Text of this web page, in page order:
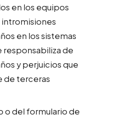
en los equipos
intromisiones
en los sistemas
responsabiliza de
y perjuicios que
de terceras
o del formulario de